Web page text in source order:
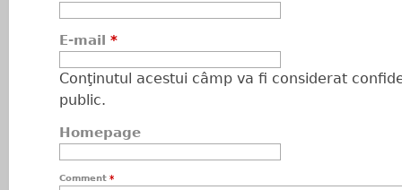
E-mail *
Conţinutul acestui câmp va fi considerat
public.
Homepage
Comment *